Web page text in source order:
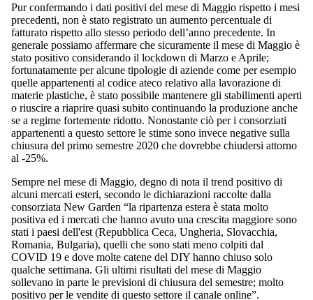
Pur confermando i dati positivi del mese di Maggio rispetto i mesi
precedenti, non è stato registrato un aumento percentuale di
fatturato rispetto allo stesso periodo dell’anno precedente. In
generale possiamo affermare che sicuramente il mese di Maggio è
stato positivo considerando il lockdown di Marzo e Aprile;
fortunatamente per alcune tipologie di aziende come per esempio
quelle appartenenti al codice ateco relativo alla lavorazione di
materie plastiche, è stato possibile mantenere gli stabilimenti aperti
o riuscire a riaprire quasi subito continuando la produzione anche
se a regime fortemente ridotto. Nonostante ciò per i consorziati
appartenenti a questo settore le stime sono invece negative sulla
chiusura del primo semestre 2020 che dovrebbe chiudersi attorno
al -25%.
Sempre nel mese di Maggio, degno di nota il trend positivo di
alcuni mercati esteri, secondo le dichiarazioni raccolte dalla
consorziata New Garden “la ripartenza estera è stata molto
positiva ed i mercati che hanno avuto una crescita maggiore sono
stati i paesi dell'est (Repubblica Ceca, Ungheria, Slovacchia,
Romania, Bulgaria), quelli che sono stati meno colpiti dal
COVID 19 e dove molte catene del DIY hanno chiuso solo
qualche settimana. Gli ultimi risultati del mese di Maggio
sollevano in parte le previsioni di chiusura del semestre; molto
positivo per le vendite di questo settore il canale online”.